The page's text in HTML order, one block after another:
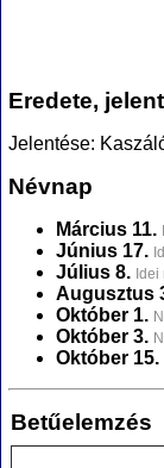
Eredete,
Jelentése:
Névnap
Március 11.
Június 17.
Július 8.
Augusztus
Október 1.
Október 3.
Október 15.
Betűelemzés